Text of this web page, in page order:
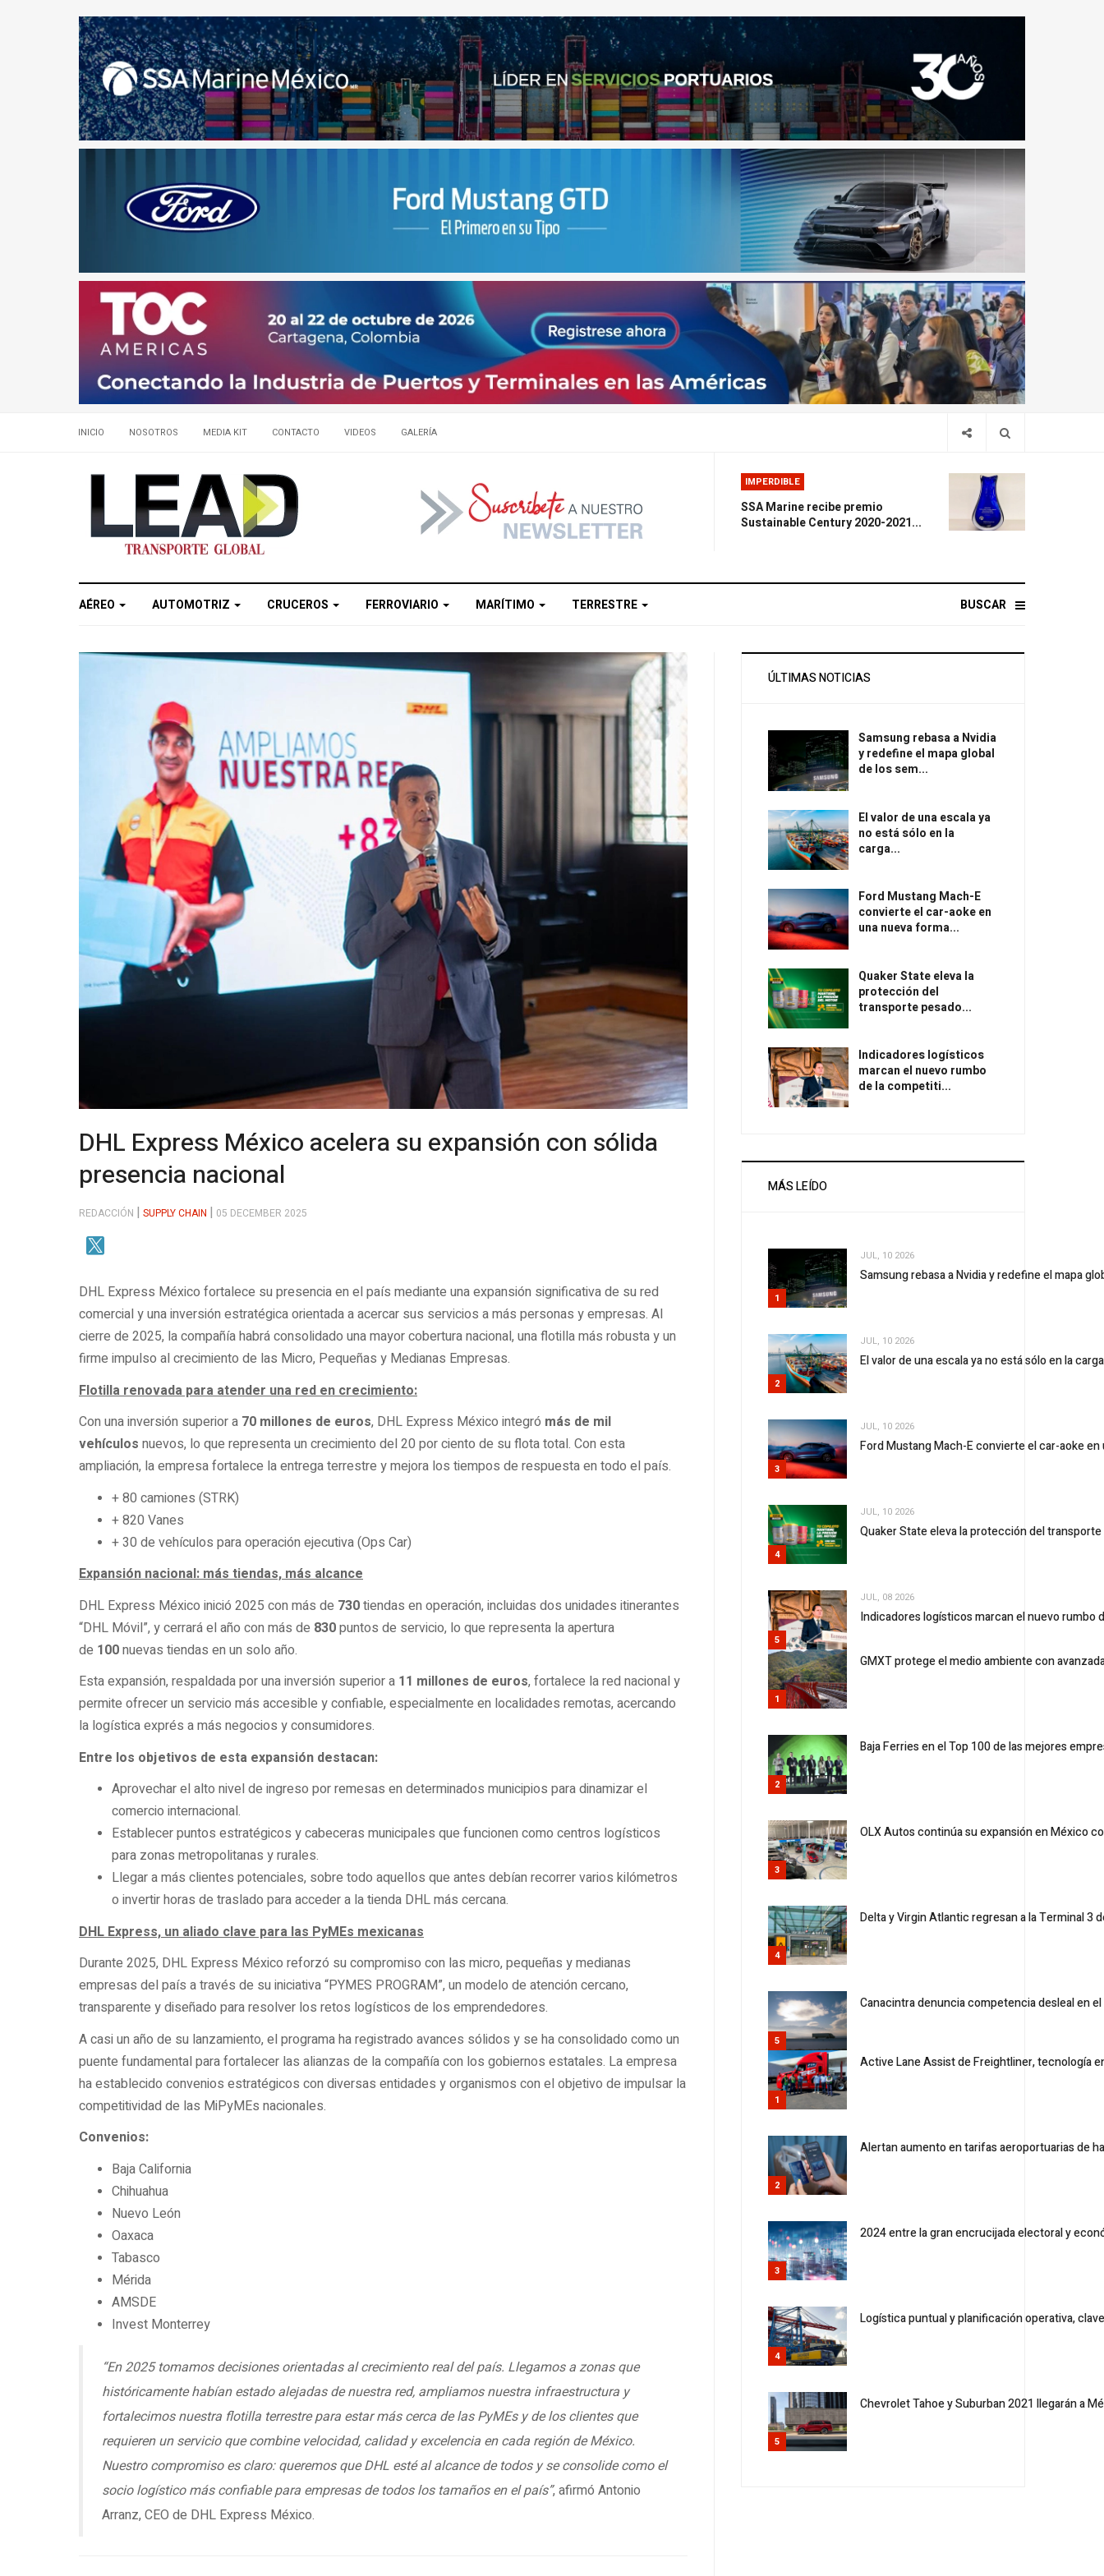
INICIO NOSOTROS MEDIA KIT CONTACTO VIDEOS GALERÍA
IMPERDIBLE
SSA Marine recibe premio
Sustainable Century 2020-2021...
AÉREO AUTOMOTRIZ CRUCEROS FERROVIARIO MARÍTIMO TERRESTRE BUSCAR
DHL Express México acelera su expansión con sólida
presencia nacional
REDACCIÓN SUPPLY CHAIN 05 DECEMBER 2025
DHL Express México fortalece su presencia en el país mediante una expansión significativa de su red
comercial y una inversión estratégica orientada a acercar sus servicios a más personas y empresas. Al
cierre de 2025, la compañía habrá consolidado una mayor cobertura nacional, una flotilla más robusta y un
firme impulso al crecimiento de las Micro, Pequeñas y Medianas Empresas.
Flotilla renovada para atender una red en crecimiento:
Con una inversión superior a 70 millones de euros, DHL Express México integró más de mil
vehículos nuevos, lo que representa un crecimiento del 20 por ciento de su flota total. Con esta
ampliación, la empresa fortalece la entrega terrestre y mejora los tiempos de respuesta en todo el país.
+ 80 camiones (STRK)
+ 820 Vanes
+ 30 de vehículos para operación ejecutiva (Ops Car)
Expansión nacional: más tiendas, más alcance
DHL Express México inició 2025 con más de 730tiendas en operación, incluidas dos unidades itinerantes
“DHL Móvil”, y cerrará el año con más de 830puntos de servicio, lo que representa la apertura
de 100nuevas tiendas en un solo año.
Esta expansión, respaldada por una inversión superior a 11 millones de euros, fortalece la red nacional y
permite ofrecer un servicio más accesible y confiable, especialmente en localidades remotas, acercando
la logística exprés a más negocios y consumidores.
Entre los objetivos de esta expansión destacan:
Aprovechar el alto nivel de ingreso por remesas en determinados municipios para dinamizar el
comercio internacional.
Establecer puntos estratégicos y cabeceras municipales que funcionen como centros logísticos
para zonas metropolitanas y rurales.
Llegar a más clientes potenciales, sobre todo aquellos que antes debían recorrer varios kilómetros
o invertir horas de traslado para acceder a la tienda DHL más cercana.
DHL Express, un aliado clave para las PyMEs mexicanas
Durante 2025, DHL Express México reforzó su compromiso con las micro, pequeñas y medianas
empresas del país a través de su iniciativa “PYMES PROGRAM”, un modelo de atención cercano,
transparente y diseñado para resolver los retos logísticos de los emprendedores.
A casi un año de su lanzamiento, el programa ha registrado avances sólidos y se ha consolidado como un
puente fundamental para fortalecer las alianzas de la compañía con los gobiernos estatales. La empresa
ha establecido convenios estratégicos con diversas entidades y organismos con el objetivo de impulsar la
competitividad de las MiPyMEs nacionales.
Convenios:
Baja California
Chihuahua
Nuevo León
Oaxaca
Tabasco
Mérida
AMSDE
Invest Monterrey
“En 2025 tomamos decisiones orientadas al crecimiento real del país. Llegamos a zonas que
históricamente habían estado alejadas de nuestra red, ampliamos nuestra infraestructura y
fortalecimos nuestra flotilla terrestre para estar más cerca de las PyMEs y de los clientes que
requieren un servicio que combine velocidad, calidad y excelencia en cada región de México.
Nuestro compromiso es claro: queremos que DHL esté al alcance de todos y se consolide como el
socio logístico más confiable para empresas de todos los tamaños en el país”, afirmó Antonio
Arranz, CEO de DHL Express México.
ÚLTIMAS NOTICIAS
Samsung rebasa a Nvidia
y redefine el mapa global
de los sem...
El valor de una escala ya
no está sólo en la
carga...
Ford Mustang Mach-E
convierte el car-aoke en
una nueva forma...
Quaker State eleva la
protección del
transporte pesado...
Indicadores logísticos
marcan el nuevo rumbo
de la competiti...
MÁS LEÍDO
1
JUL, 10 2026
Samsung rebasa a Nvidia y redefine el mapa
2
JUL, 10 2026
El valor de una escala ya no está sólo en la carga
3
JUL, 10 2026
Ford Mustang Mach-E convierte el car-aoke
4
JUL, 10 2026
Quaker State eleva la protección del
5
JUL, 08 2026
Indicadores logísticos marcan el nuevo rumbo
1
GMXT protege el medio ambiente con
2
Baja Ferries en el Top 100 de las mejores
3
OLX Autos continúa su expansión en México
4
Delta y Virgin Atlantic regresan a la Terminal 3
5
Canacintra denuncia competencia desleal en
1
Active Lane Assist de Freightliner, tecnología
2
Alertan aumento en tarifas aeroportuarias de
3
2024 entre la gran encrucijada electoral y
4
Logística puntual y planificación operativa,
5
Chevrolet Tahoe y Suburban 2021 llegarán a